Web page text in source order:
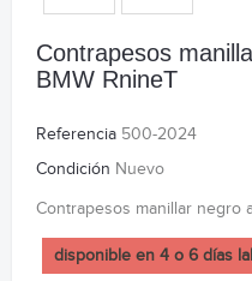
Contrapesos
BMW RnineT
Referencia 500-2024
Condición Nuevo
Contrapesos manillar negro
disponible en 4 o 6 días